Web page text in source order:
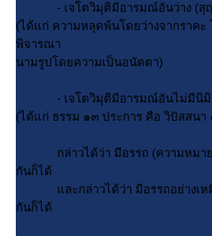
- เจโตวิมุติมีอารมณ์อันว่าง (สุญ
(ได้แก่ ความหลุดพ้นโดยว่างจากราคะ
พิจารณา
นามรูปโดยความเป็นอนัตตา)
- เจโตวิมุติมีอารมณ์อันไม่มีนิมิต
(ได้แก่ ธรรม ๑๓ ประการ คือ วิปัสสน
กล่าวได้ว่า มีอรรถ (ความหมาย)
กันก็ได้
ละกล่าวได้ว่า มีอรรถอย่างเหมื
กันก็ได้